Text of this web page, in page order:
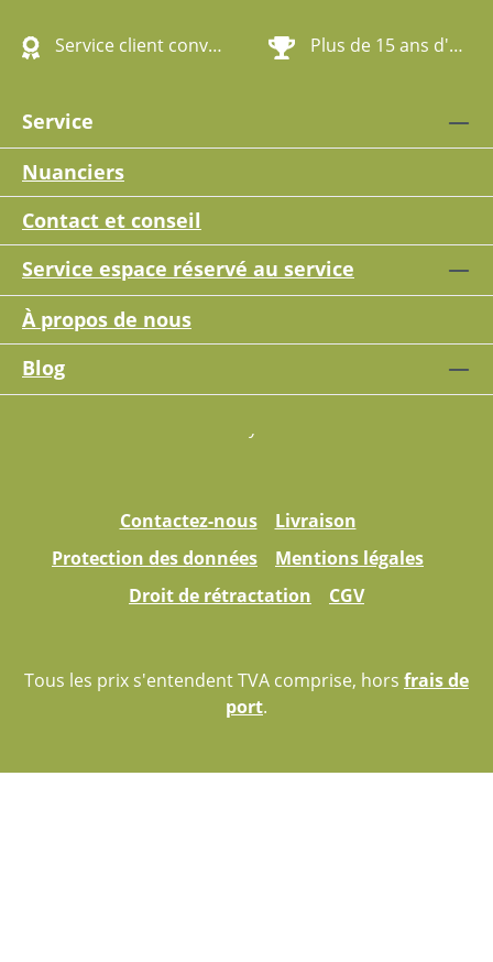
Service client convivial Plus de 15 ans d'expérience
Service
Nuanciers
Contact et conseil
Service espace réservé au service
À propos de nous
Blog
Contactez-nous
Livraison
Protection des données
Mentions légales
Droit de rétractation
CGV
Tous les prix s'entendent TVA comprise, hors frais de
port.